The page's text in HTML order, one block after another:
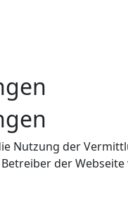
Nutzung der
der